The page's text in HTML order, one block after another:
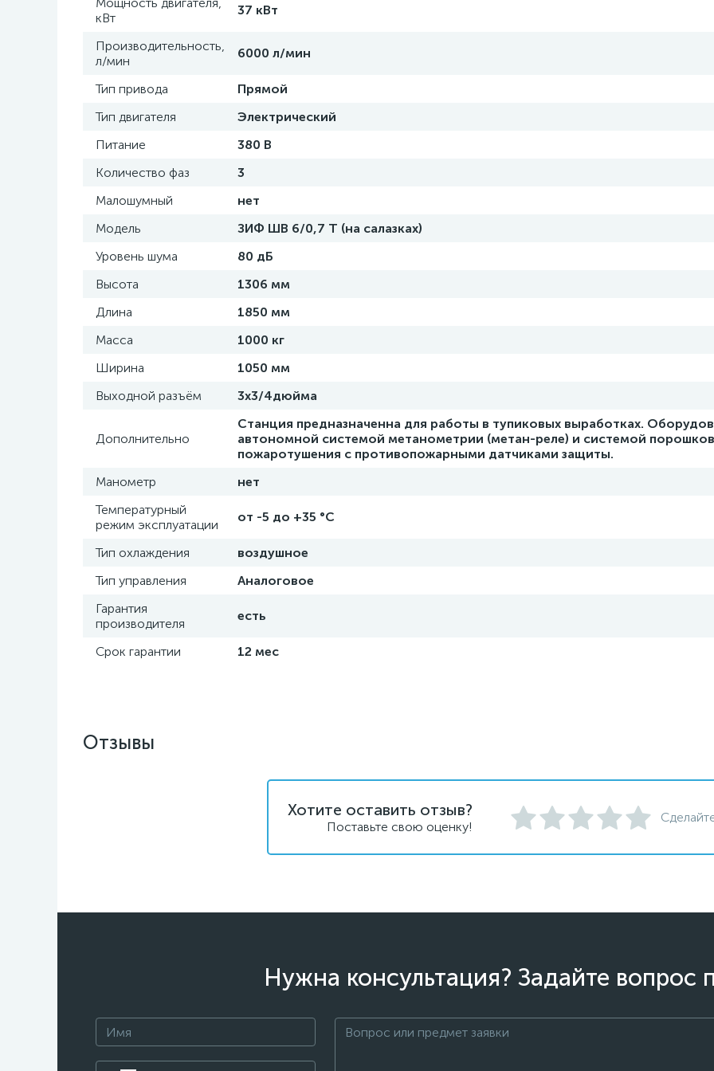
кВт
37 кВт
Производительность,
л/мин
6000 л/мин
Тип привода
Прямой
Тип двигателя
Электрический
Питание
380 В
Количество фаз
3
Малошумный
нет
Модель
ЗИФ ШВ 6/0,7 Т (на салазках)
Уровень шума
80 дБ
Высота
1306 мм
Длина
1850 мм
Масса
1000 кг
Ширина
1050 мм
Выходной разъём
3х3/4дюйма
Дополнительно
Станция предназначенна для работы в тупиковых выработках.
автономной системой метанометрии (метан-реле) и системой
пожаротушения с противопожарными датчиками защиты.
Манометр
нет
Температурный
режим эксплуатации
от -5 до +35 °C
Тип охлаждения
воздушное
Тип управления
Аналоговое
Гарантия
производителя
есть
Срок гарантии 12 мес
Отзывы
Хотите оставить отзыв?
Поставьте свою оценку!
Нужна консультация? Задайте вопрос